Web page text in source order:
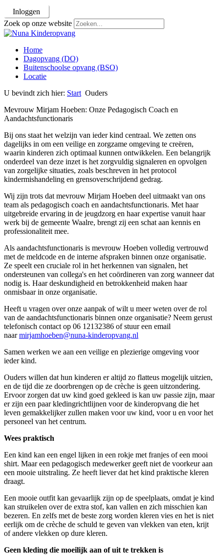
Inloggen
Zoek op onze website
Home
Dagopvang (DO)
Buitenschoolse opvang (BSO)
Locatie
U bevindt zich hier: Start Ouders
Mevrouw Mirjam Hoeben: Onze Pedagogisch Coach en
Aandachtsfunctionaris
Bij ons staat het welzijn van ieder kind centraal. We zetten ons
dagelijks in om een veilige en zorgzame omgeving te creëren,
waarin kinderen zich optimaal kunnen ontwikkelen. Een belangrijk
onderdeel van deze inzet is het zorgvuldig signaleren en opvolgen
van zorgelijke situaties, zoals beschreven in het protocol
kindermishandeling en grensoverschrijdend gedrag.
Wij zijn trots dat mevrouw Mirjam Hoeben deel uitmaakt van ons
team als pedagogisch coach en aandachtsfunctionaris. Met haar
uitgebreide ervaring in de jeugdzorg en haar expertise vanuit haar
werk bij de gemeente Waalre, brengt zij een schat aan kennis en
professionaliteit mee.
Als aandachtsfunctionaris is mevrouw Hoeben volledig vertrouwd
met de meldcode en de interne afspraken binnen onze organisatie.
Ze speelt een cruciale rol in het herkennen van signalen, het
ondersteunen van collega's en het coördineren van zorg wanneer dat
nodig is. Haar deskundigheid en betrokkenheid maken haar
onmisbaar in onze organisatie.
Heeft u vragen over onze aanpak of wilt u meer weten over de rol
van de aandachtsfunctionaris binnen onze organisatie? Neem gerust
telefonisch contact op 06 12132386 of stuur een email
naarmirjamhoeben@nuna-kinderopvang.nl
Samen werken we aan een veilige en plezierige omgeving voor
ieder kind.
Ouders willen dat hun kinderen er altijd zo flatteus mogelijk uitzien,
en de tijd die ze doorbrengen op de crèche is geen uitzondering.
Ervoor zorgen dat uw kind goed gekleed is kan uw passie zijn, maar
er zijn een paar kledingrichtlijnen voor de kinderopvang die het
leven gemakkelijker zullen maken voor uw kind, voor u en voor het
personeel van het centrum.
Wees praktisch
Een kind kan een engel lijken in een rokje met franjes of een mooi
shirt. Maar een pedagogisch medewerker geeft niet de voorkeur aan
een mooie uitstraling. Ze heeft liever dat het kind praktische kleren
draagt.
Een mooie outfit kan gevaarlijk zijn op de speelplaats, omdat je kind
kan struikelen over de extra stof, kan vallen en zich misschien kan
bezeren. En zelfs met de beste zorg worden kleren vies en het is niet
eerlijk om de crèche de schuld te geven van vlekken van eten, krijt
of andere vlekken op dure kleren.
Geen kleding die moeilijk aan of uit te trekken is